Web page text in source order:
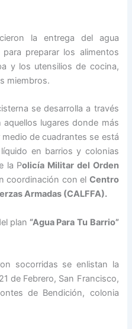
la entrega del agua
preparar los alimentos
y los utensilios de cocina,
miembros.
se desarrolla a través
lugares donde más
de cuadrantes se está
en barrios y colonias
la Policía Militar del Orden
coordinación con el Centro
Armadas (CALFFA).
plan “Agua Para Tu Barrio”
socorridas se enlistan la
de Febrero, San Francisco,
de Bendición, colonia